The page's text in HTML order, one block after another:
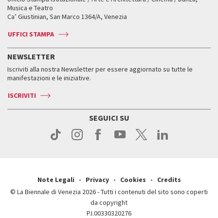
Come raggiungerci
Press
Orari e sedi
Accrediti
Come raggiungerci
Orari e sedi
Biglietti
Accrediti
Come raggiungerci
Contatti
Press
Come raggiungerci
Press
Leone d’oro alla carriera
Leone d’argento
Edizioni passate
Orari e sedi
Biglietti
Servizi al pubblico
Come raggiungerci
Contatti
Biennale College ASAC
ASAC DATI
Storia
Orari e sedi
Musica e Teatro
Ca’ Giustinian, San Marco 1364/A, Venezia
UFFICI STAMPA
NEWSLETTER
Iscriviti alla nostra Newsletter per essere aggiornato su tutte le
manifestazioni e le iniziative.
ISCRIVITI
SEGUICI SU
Note Legali Privacy Cookies
Credits
© La Biennale di Venezia 2026 - Tutti i contenuti del sito sono coperti
da copyright
P.I.00330320276